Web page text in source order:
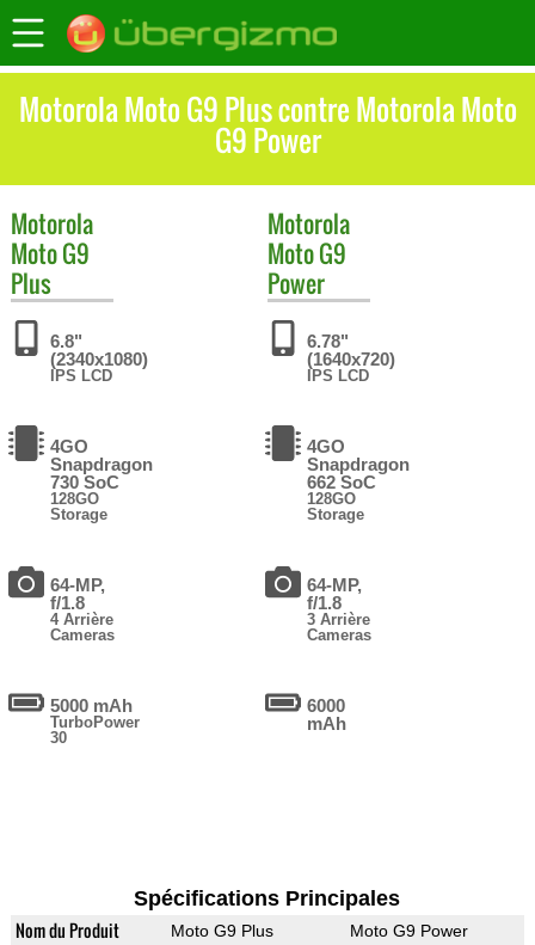
Motorola Moto G9 Plus contre Motorola Moto
G9 Power
Motorola
Moto G9
Plus
6.8"
(2340x1080)
IPS LCD
4GO
Snapdragon
730 SoC
128GO
Storage
64-MP,
f/1.8
4 Arrière
Cameras
5000 mAh
TurboPower
30
Motorola
Moto G9
Power
6.78"
(1640x720)
IPS LCD
4GO
Snapdragon
662 SoC
128GO
Storage
64-MP,
f/1.8
3 Arrière
Cameras
6000
mAh
Spécifications Principales
Nom du Produit Moto G9 Plus Moto G9 Power